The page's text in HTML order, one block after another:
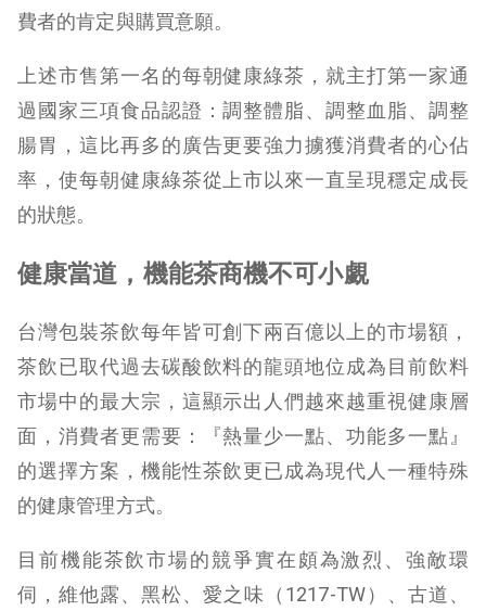
費者的肯定與購買意願。
上述市售第一名的每朝健康綠茶，就主打第一家通
過國家三項食品認證：調整體脂、調整血脂、調整
腸胃，這比再多的廣告更要強力擄獲消費者的心佔
率，使每朝健康綠茶從上市以來一直呈現穩定成長
的狀態。
健康當道，機能茶商機不可小覷
台灣包裝茶飲每年皆可創下兩百億以上的市場額，
茶飲已取代過去碳酸飲料的龍頭地位成為目前飲料
市場中的最大宗，這顯示出人們越來越重視健康層
面，消費者更需要：『熱量少一點、功能多一點』
的選擇方案，機能性茶飲更已成為現代人一種特殊
的健康管理方式。
目前機能茶飲市場的競爭實在頗為激烈、強敵環
伺，維他露、黑松、愛之味（1217-TW）、古道、